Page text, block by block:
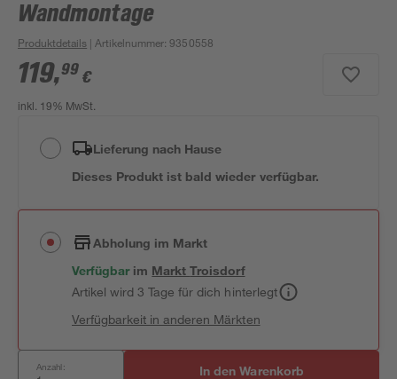
Wandmontage
Produktdetails | Artikelnummer:9350558
119,99 €
inkl. 19% MwSt.
Lieferung nach Hause
Dieses Produkt ist bald wieder verfügbar.
Abholung im Markt
Verfügbar im MarktTroisdorf
Artikel wird 3 Tage für dich hinterlegt
Verfügbarkeit in anderen Märkten
Anzahl: In den Warenkorb